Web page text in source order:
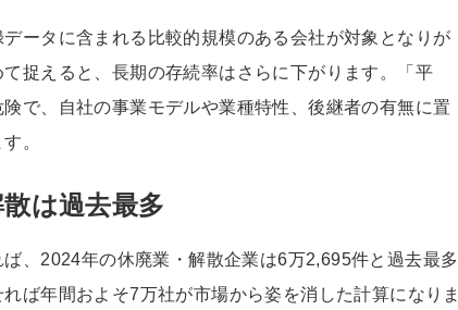
ータに含まれる比較的規模のある会社が対象となりが
捉えると、長期の存続率はさらに下がります。「平
で、自社の事業モデルや業種特性、後継者の有無に置
。
は過去最多
、2024年の休廃業・解散企業は6万2,695件と過去最多
ば年間およそ7万社が市場から姿を消した計算になりま